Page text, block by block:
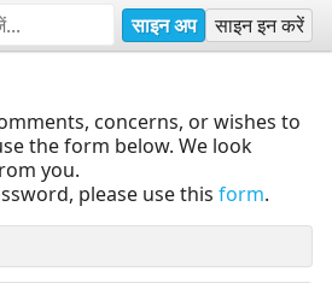
साइन अप साइन इन करें
concerns, or wishes to
the form below. We look
you.
please use this form.